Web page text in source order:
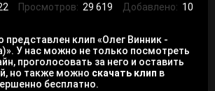
Просмотров: 29 619 Добавлено: 10
клип «Олег Винник -
У нас можно не только посмотреть
проголосовать за него и оставить
но также можно скачать клип в
бесплатно.